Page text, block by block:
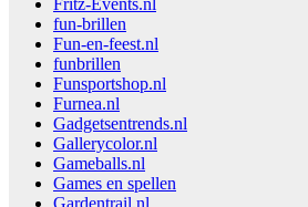
Fritz-Events.nl
fun-brillen
Fun-en-feest.nl
funbrillen
Funsportshop.nl
Furnea.nl
Gadgetsentrends.nl
Gallerycolor.nl
Gameballs.nl
Games en spellen
Gardentrail.nl